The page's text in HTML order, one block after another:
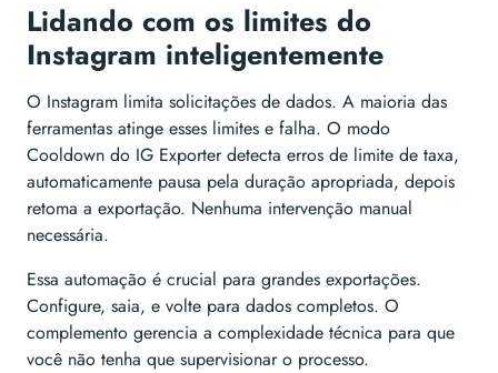
Lidando com os limites do
Instagram inteligentemente
O Instagram limita solicitações de dados. A maioria das
ferramentas atinge esses limites e falha. O modo
Cooldown do IG Exporter detecta erros de limite de taxa,
automaticamente pausa pela duração apropriada, depois
retoma a exportação. Nenhuma intervenção manual
necessária.
Essa automação é crucial para grandes exportações.
Configure, saia, e volte para dados completos. O
complemento gerencia a complexidade técnica para que
você não tenha que supervisionar o processo.